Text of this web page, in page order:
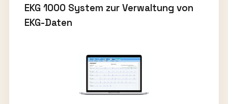
EKG 1000 System zur Verwaltung von
EKG-Daten